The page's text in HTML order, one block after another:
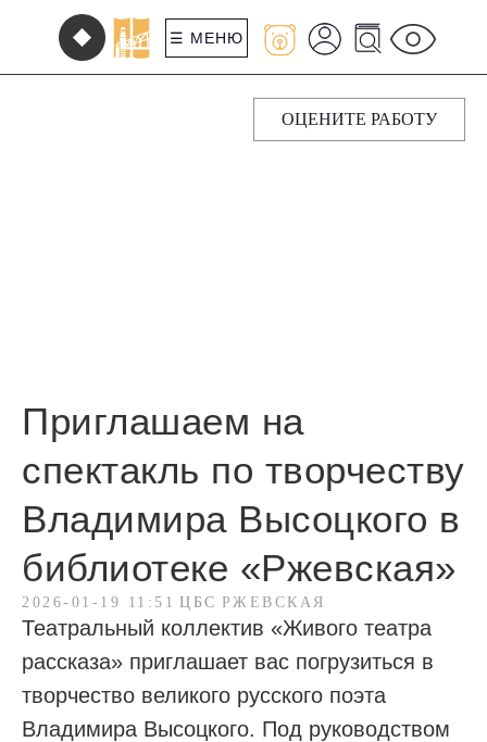
☰ МЕНЮ
ОЦЕНИТЕ РАБОТУ
Приглашаем на
спектакль по творчеству
Владимира Высоцкого в
библиотеке «Ржевская»
2026-01-19 11:51 ЦБС РЖЕВСКАЯ
Театральный коллектив «Живого театра
рассказа» приглашает вас погрузиться в
творчество великого русского поэта
Владимира Высоцкого. Под руководством